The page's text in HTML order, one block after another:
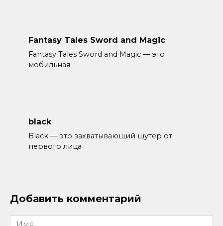
Fantasy Tales Sword and Magic
Fantasy Tales Sword and Magic — это
мобильная
black
Black — это захватывающий шутер от
первого лица
Добавить комментарий
Имя